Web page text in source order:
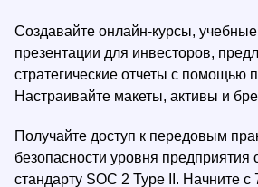
Создавайте онлайн-курсы,
презентации для инвесторов,
стратегические отчеты с помощью
Настраивайте макеты, активы и
Получайте доступ к передовым
безопасности уровня предприятия
стандарту SOC 2 Type II. Начните с